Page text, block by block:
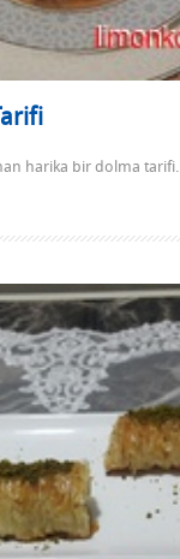
harika bir dolma tarifi.